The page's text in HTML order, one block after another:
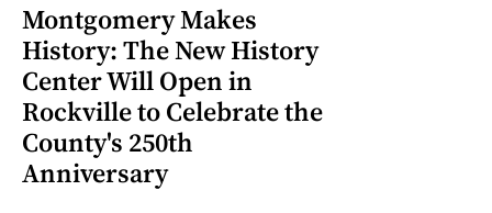
Montgomery Makes
History: The New History
Center Will Open in
Rockville to Celebrate the
County's 250th
Anniversary